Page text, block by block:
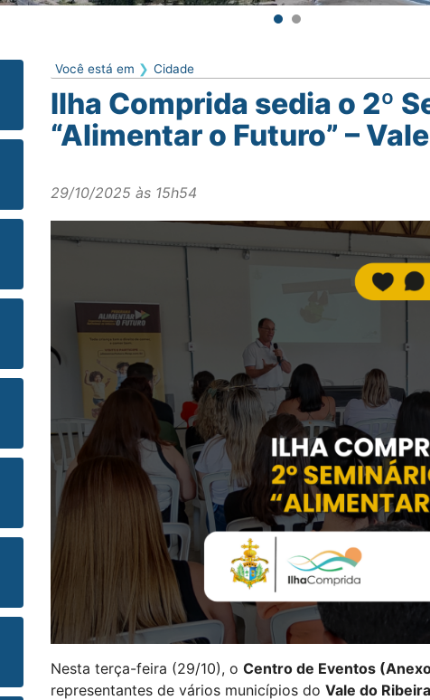
Você está em Cidade
Ilha Comprida sedia o 2º
“Alimentar o Futuro” –
29/10/2025 às 15h54
Nesta terça-feira (29/10), o Centro de Eventos
representantes de vários municípios do Vale do Ribeira